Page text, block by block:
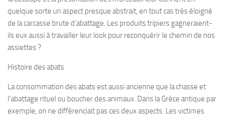
quelque sorte un aspect presque abstrait, en tout cas très éloigné
de la carcasse brute d’abattage. Les produits tripiers gagneraient-
ils eux aussi à travailler leur look pour reconquérir le chemin de nos
assiettes ?
Histoire des abats
La consommation des abats est aussi ancienne que la chasse et
l’abattage rituel ou boucher des animaux. Dans la Grèce antique par
exemple, on ne différenciait pas ces deux aspects. Les victimes